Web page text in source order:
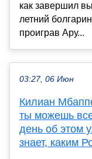
как завершил
летний
проиграв Ару...
03:27, 06 Июн
Килиан
ты можешь
день об этом
знает, каким